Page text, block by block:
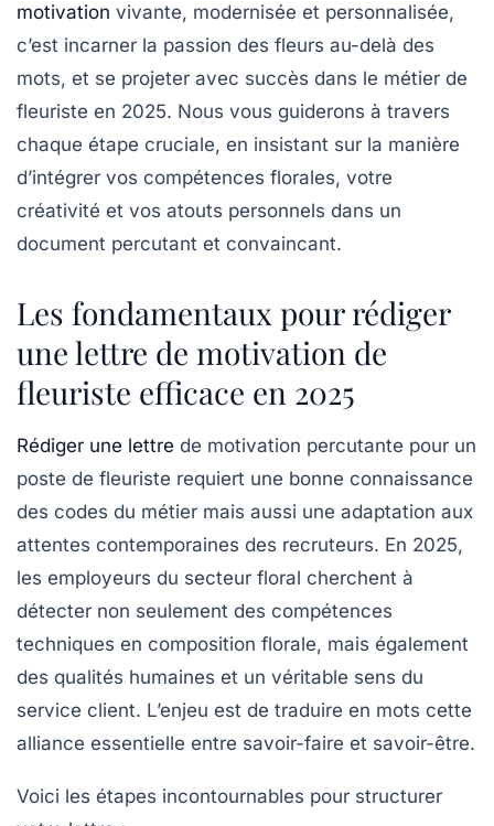
motivation vivante, modernisée et personnalisée,
c’est incarner la passion des fleurs au-delà des
mots, et se projeter avec succès dans le métier de
fleuriste en 2025. Nous vous guiderons à travers
chaque étape cruciale, en insistant sur la manière
d’intégrer vos compétences florales, votre
créativité et vos atouts personnels dans un
document percutant et convaincant.
Les fondamentaux pour rédiger
une lettre de motivation de
fleuriste efficace en 2025
Rédiger une lettre de motivation percutante pour un
poste de fleuriste requiert une bonne connaissance
des codes du métier mais aussi une adaptation aux
attentes contemporaines des recruteurs. En 2025,
les employeurs du secteur floral cherchent à
détecter non seulement des compétences
techniques en composition florale, mais également
des qualités humaines et un véritable sens du
service client. L’enjeu est de traduire en mots cette
alliance essentielle entre savoir-faire et savoir-être.
Voici les étapes incontournables pour structurer